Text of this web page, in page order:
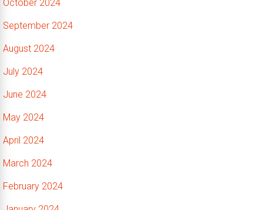
October 2024
September 2024
August 2024
July 2024
June 2024
May 2024
April 2024
March 2024
February 2024